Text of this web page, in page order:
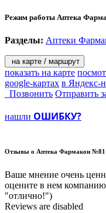
Режим работы Аптека
Разделы: Аптеки
на карте / маршрут
показать на карте
google-картах в Яндекс-
Позвонить Отправить
нашли ОШИБКУ?
Отзывы о Аптека Фармакон
Ваше мнение очень
оцените в нем компанию
"отлично!")
Reviews are disabled